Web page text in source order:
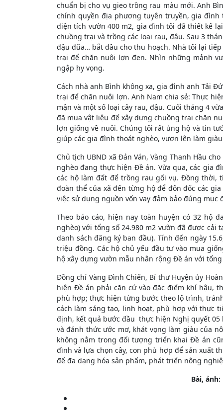
chuẩn bị cho vụ gieo trồng rau màu mới. Anh
chính quyền địa phương tuyên truyền, gia
diện tích vườn 400 m2, gia đình tôi đã thiết kế
chuồng trại và trồng các loại rau, đậu. Sau 3
đậu đũa… bắt đầu cho thu hoạch. Nhà tôi lại
trại để chăn nuôi lợn đen. Nhìn những mảnh
ngập hy vọng.
Cách nhà anh Bình không xa, gia đình anh Tải
trại để chăn nuôi lợn. Anh Nam chia sẻ: Thực
mận và một số loại cây rau, đậu. Cuối tháng 4
đã mua vật liệu để xây dựng chuồng trại chăn
lợn giống về nuôi. Chúng tôi rất ủng hộ và tin
giúp các gia đình thoát nghèo, vươn lên làm
Chủ tịch UBND xã Đản Ván, Vàng Thanh Hầu
nghèo đang thực hiện Đề án. Vừa qua, các gia
các hộ làm đất để trồng rau gối vụ. Đồng thời,
đoàn thể của xã đến từng hộ để đôn đốc các
việc sử dụng nguồn vốn vay đảm bảo đúng mục
Theo báo cáo, hiện nay toàn huyện có 32 hộ
nghèo) với tổng số 24.980 m2 vườn đã được cải
danh sách đăng ký ban đầu). Tính đến ngày
triệu đồng. Các hộ chủ yếu đầu tư vào mua
hộ xây dựng vườn mẫu nhân rộng Đề án với
Đồng chí Vàng Đình Chiến, Bí thư Huyện ủy
hiện Đề án phải căn cứ vào đặc điểm khí hậu,
phù hợp; thực hiện từng bước theo lộ trình,
cách làm sáng tạo, linh hoạt, phù hợp với thực
định, kết quả bước đầu thực hiện Nghị quyết
và đánh thức ước mơ, khát vọng làm giàu của
không nằm trong đối tượng triển khai Đề án
đình và lựa chọn cây, con phù hợp để sản xuất
để đa dạng hóa sản phẩm, phát triển nông
Bài, ảnh: